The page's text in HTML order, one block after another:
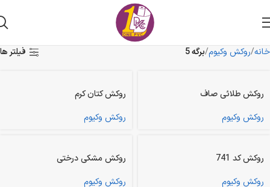
خانه روکش وکیوم برگه 5 فیلتر ها
روکش طلائی صاف
روکش وکیوم
روکش کتان کرم
روکش وکیوم
روکش کد 741
روکش وکیوم
روکش مشکی درختی
روکش وکیوم